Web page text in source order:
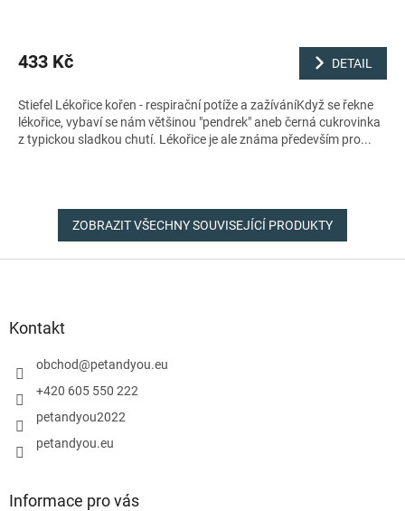
433 Kč DETAIL
Stiefel Lékořice kořen - respirační potíže a zažíváníKdyž se řekne
lékořice, vybaví se nám většinou "pendrek" aneb černá cukrovinka
z typickou sladkou chutí. Lékořice je ale známa především pro...
ZOBRAZIT VŠECHNY SOUVISEJÍCÍ PRODUKTY
Kontakt
obchod@petandyou.eu
+420 605 550 222
petandyou2022
petandyou.eu
Informace pro vás